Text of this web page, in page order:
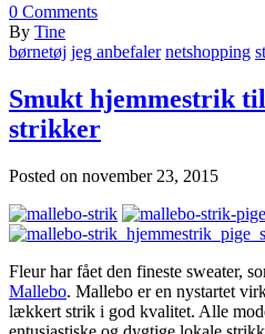
0 Comments
By Tine
børnetøj jeg anbefaler netshopping
Smukt hjemmestrik
strikker
Posted on november 23, 2015
Fleur har fået den fineste sweater,
Mallebo. Mallebo er en nystartet
lækkert strik i god kvalitet. Alle